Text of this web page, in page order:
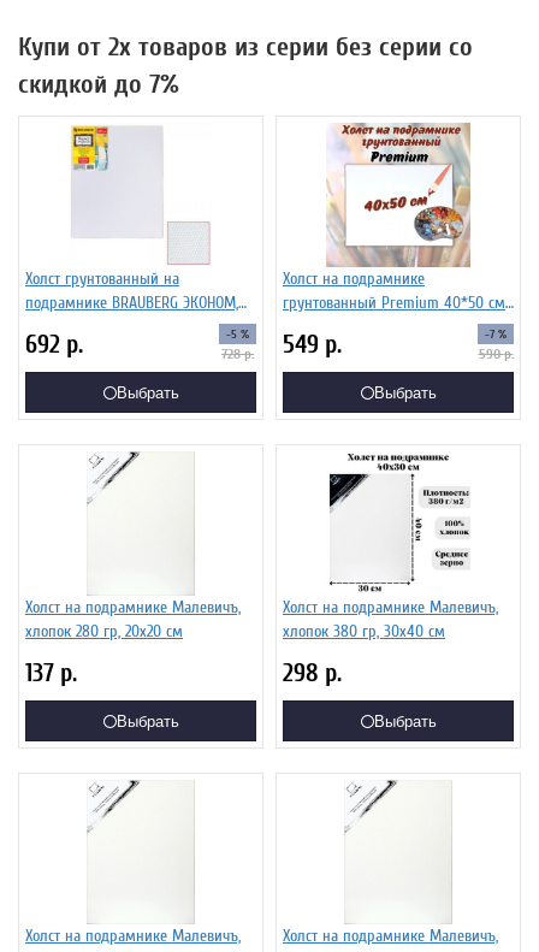
Купи от 2х товаров из серии без серии со
скидкой до 7%
Холст грунтованный на
подрамнике BRAUBERG ЭКОНОМ,
50х60см, 100% хлопок, мелкое
зерно, 191025
692 р. -5 %
728р.
Выбрать
Холст на подрамнике
грунтованный Premium 40*50 см
549 р. -7 %
590р.
Выбрать
Холст на подрамнике Малевичъ,
хлопок 280 гр, 20х20 см
137 р.
Выбрать
Холст на подрамнике Малевичъ,
хлопок 380 гр, 30x40 см
298 р.
Выбрать
Холст на подрамнике Малевичъ,
Холст на подрамнике Малевичъ,